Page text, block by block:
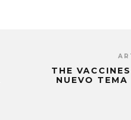
THE
NUEVO TEMA